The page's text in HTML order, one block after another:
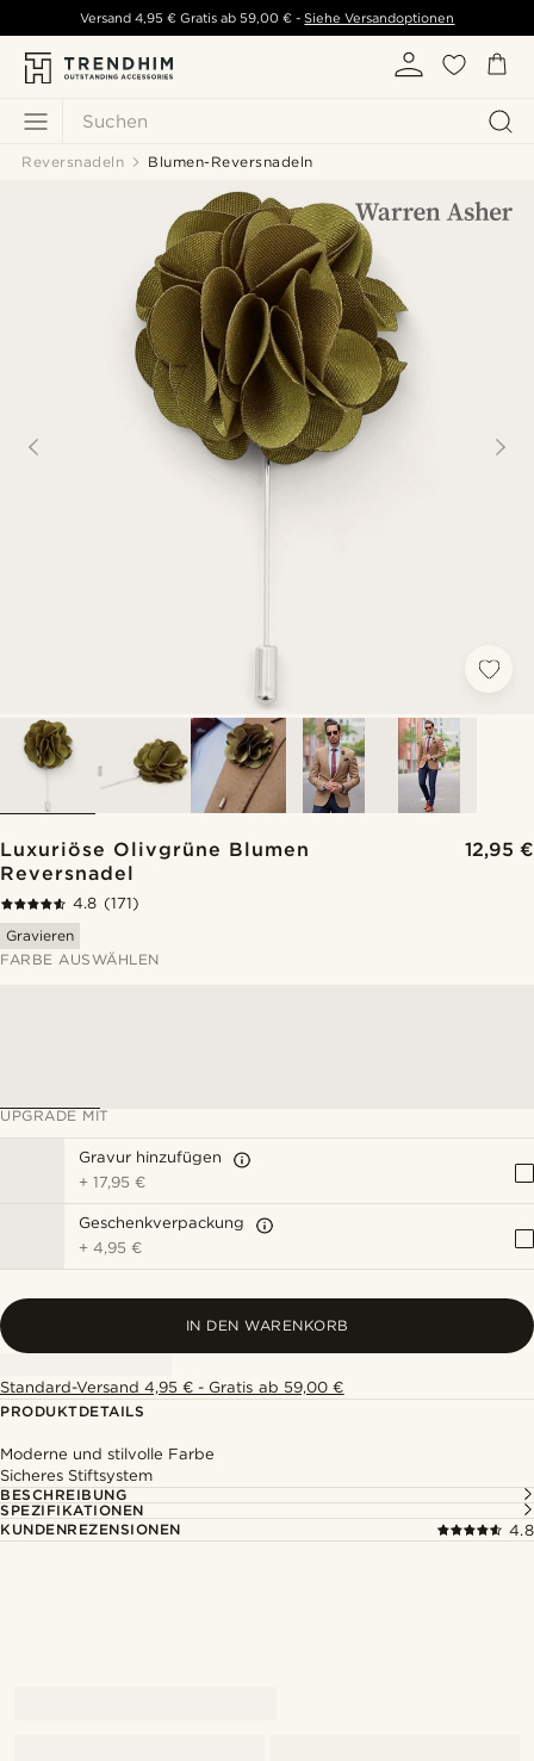
Suchen
Versand 4,95 € Gratis ab 59,00 € - Siehe Versandoptionen
Reversnadeln Blumen-Reversnadeln
Luxuriöse Olivgrüne Blumen
Reversnadel
12,95 €
4.8 (171)
Gravieren
FARBE AUSWÄHLEN
UPGRADE MIT
Gravur hinzufügen
+17,95 €
Geschenkverpackung
+4,95 €
IN DEN WARENKORB
Standard-Versand 4,95 € - Gratis ab 59,00 €
PRODUKTDETAILS
Moderne und stilvolle Farbe
Sicheres Stiftsystem
BESCHREIBUNG
SPEZIFIKATIONEN
KUNDENREZENSIONEN
4.8